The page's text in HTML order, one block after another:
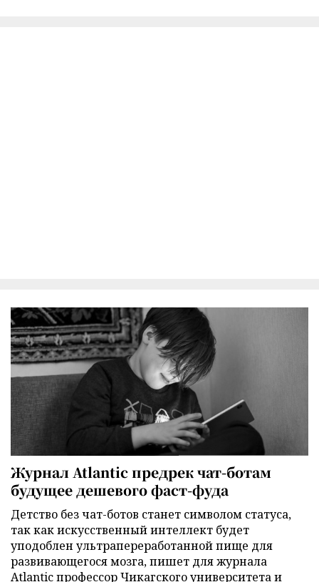
Журнал Atlantic предрек чат-ботам
будущее дешевого фаст-фуда
Детство без чат-ботов станет символом статуса,
так как искусственный интеллект будет
уподоблен ультрапереработанной пище для
развивающегося мозга, пишет для журнала
Atlantic профессор Чикагского университета и